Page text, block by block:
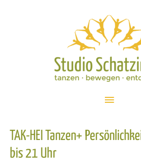
TAK-HEI Tanzen+
bis 21 Uhr